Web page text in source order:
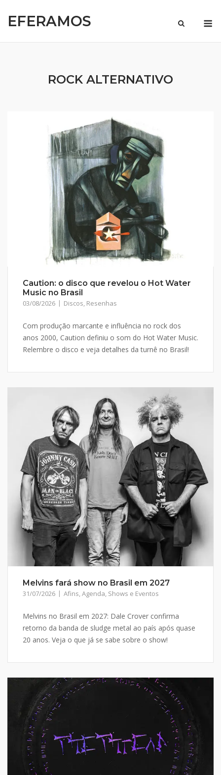
EFERAMOS
ROCK ALTERNATIVO
Caution: o disco que revelou o Hot Water
Music no Brasil
03/08/2026 Discos Resenhas
Com produção marcante e influência no rock dos
anos 2000, Caution definiu o som do Hot Water Music.
Relembre o disco e veja detalhes da turnê no Brasil!
Melvins fará show no Brasil em 2027
31/07/2026 Afins,Agenda, Shows e Eventos
Melvins no Brasil em 2027: Dale Crover confirma
retorno da banda de sludge metal ao país após quase
20 anos. Veja o que já se sabe sobre o show!